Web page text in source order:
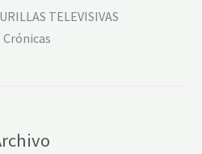
TELEVISIVAS
Crónicas